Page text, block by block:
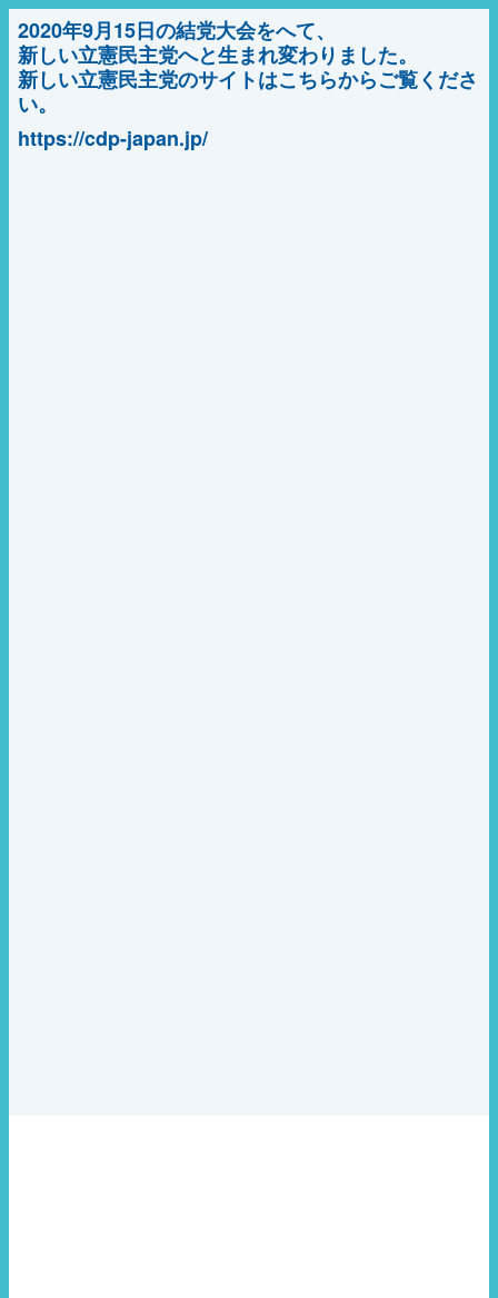
2020年9月15日の結党大会をへて、
新しい立憲民主党へと生まれ変わりました。
新しい立憲民主党のサイトはこちらからご覧くださ
い。
https://cdp-japan.jp/